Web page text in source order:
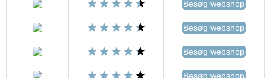
Besøg webshop
Besøg webshop
Besøg webshop
Besøg webshop